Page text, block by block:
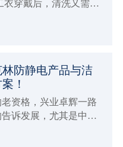
穿戴后，清洗又需另
衣、换工衣、洗工衣
防静电产品与洁
！
资格，兴业卓辉一路
诉发展，尤其是中国
药等高端制造领域会